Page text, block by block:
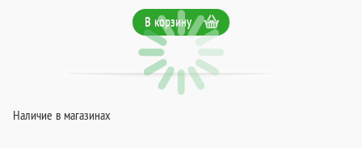
В корзину
Наличие в магазинах